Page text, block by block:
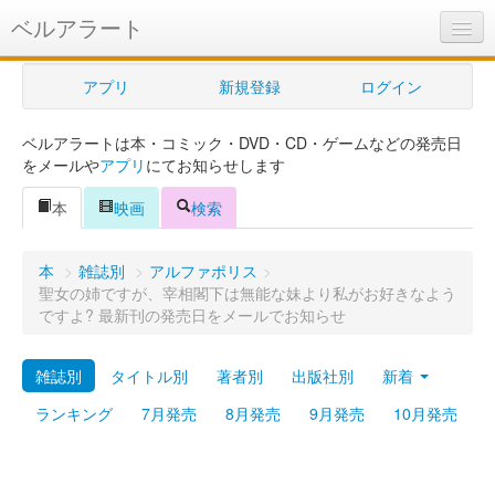
ベルアラート
ベルアラートとは
ヘルプ
新規登録
ログイン
購入管理
プレミアム
アプリ 新規登録 ログイン
ベルアラートは本・コミック・DVD・CD・ゲームなどの発売日
をメールやアプリ にてお知らせします
本
映画 検索
本 > 雑誌別 > アルファポリス >
聖女の姉ですが、宰相閣下は無能な妹より私がお好きなよう
ですよ? 最新刊の発売日をメールでお知らせ
雑誌別 タイトル別 著者別 出版社別
新着
ランキング
7月発売 8月発売 9月発売 10月発売